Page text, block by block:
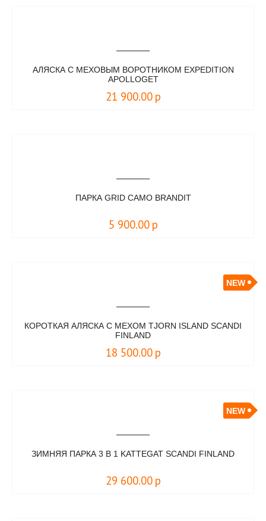
АЛЯСКА С МЕХОВЫМ ВОРОТНИКОМ EXPEDITION
APOLLOGET
21 900.00 р
ПАРКА GRID CAMO BRANDIT
5 900.00 р
NEW
КОРОТКАЯ АЛЯСКА С МЕХОМ TJORN ISLAND SCANDI
FINLAND
18 500.00 р
NEW
ЗИМНЯЯ ПАРКА 3 В 1 KATTEGAT SCANDI FINLAND
29 600.00 р